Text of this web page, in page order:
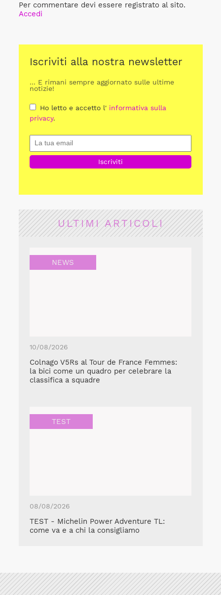
Per commentare devi essere registrato al sito.
Accedi
Iscriviti alla nostra newsletter
... E rimani sempre aggiornato sulle ultime
notizie!
Ho letto e accetto l' informativa sulla
privacy.
ULTIMI ARTICOLI
NEWS
10/08/2026
Colnago V5Rs al Tour de France Femmes:
la bici come un quadro per celebrare la
classifica a squadre
TEST
08/08/2026
TEST - Michelin Power Adventure TL:
come va e a chi la consigliamo